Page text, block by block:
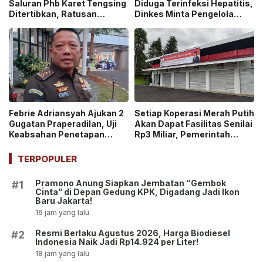
Saluran Phb Karet Tengsing
Ditertibkan, Ratusan
Dikerahkan
Diduga Terinfeksi Hepatitis,
Dinkes Minta Pengelola
Febrie Adriansyah Ajukan 2
Gugatan Praperadilan, Uji
Keabsahan Penetapan
Penyitaan Aset!
Setiap Koperasi Merah Putih
Akan Dapat Fasilitas Senilai
Rp3 Miliar, Pemerintah
TERPOPULER
#1
Pramono Anung Siapkan Jembatan “Gembok
Cinta” di Depan Gedung KPK, Digadang Jadi Ikon
Baru Jakarta!
16 jam yang lalu
#2
Resmi Berlaku Agustus 2026, Harga Biodiesel
Indonesia Naik Jadi Rp14.924 per Liter!
18 jam yang lalu